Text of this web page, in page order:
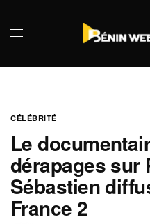
CÉLÉBRITÉ
Le
dérapages sur
Sébastien
France 2